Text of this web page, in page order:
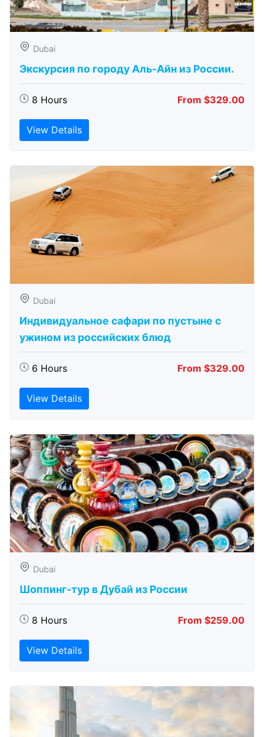
Dubai
Экскурсия по городу Аль-Айн из России.
8 Hours From $329.00
View Details
Dubai
Индивидуальное сафари по пустыне с
ужином из российских блюд
6 Hours From $329.00
View Details
Dubai
Шоппинг-тур в Дубай из России
8 Hours From $259.00
View Details